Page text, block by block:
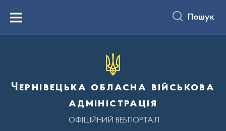
вмістуMenu Пошук
Чернівецька обласна військова
адміністрація
ОФІЦІЙНИЙ ВЕБПОРТАЛ